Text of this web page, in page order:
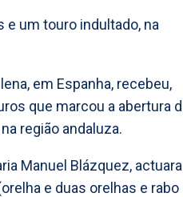
e um touro indultado, na
em Espanha, recebeu,
que marcou a abertura
região andaluza.
Manuel Blázquez,
e duas orelhas e rabo